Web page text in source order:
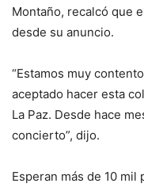
Montaño, recalcó que
desde su anuncio.
“Estamos muy
aceptado hacer esta
La Paz. Desde hace
concierto”, dijo.
Esperan más de 10